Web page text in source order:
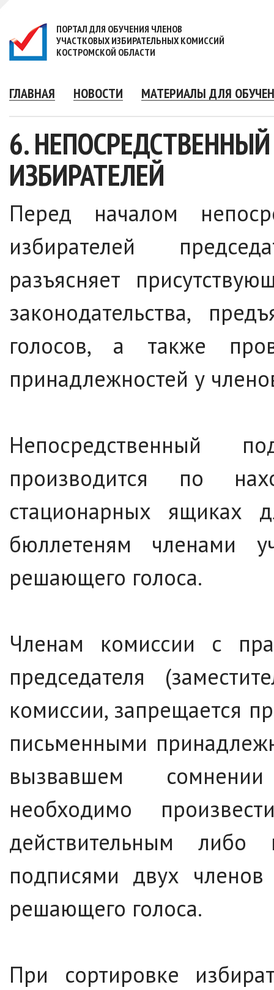
ПОРТАЛ ДЛЯ ОБУЧЕНИЯ ЧЛЕНОВ
УЧАСТКОВЫХ ИЗБИРАТЕЛЬНЫХ КОМИССИЙ
КОСТРОМСКОЙ ОБЛАСТИ
ГЛАВНАЯ НОВОСТИ МАТЕРИАЛЫ ДЛЯ
6.
ИЗБИРАТЕЛЕЙ
Перед началом
избирателей
разъясняет
законодательства,
голосов, а также
принадлежностей у
Непосредственный
производится по
стационарных ящиках
бюллетеням членами
решающего голоса.
Членам комиссии с
председателя
комиссии, запрещается
письменными
вызвавшем
необходимо
действительным либо
подписями двух
решающего голоса.
При сортировке